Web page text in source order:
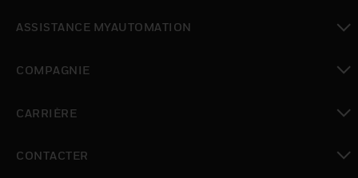
ASSISTANCE MYAUTOMATION
COMPAGNIE
CARRIÈRE
CONTACTER